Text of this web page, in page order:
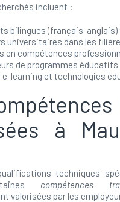
incluent :
bilingues (français-anglais)
universitaires dans les
en compétences
de programmes
e-learning et technologies
à
techniques
compétences
valorisées par les